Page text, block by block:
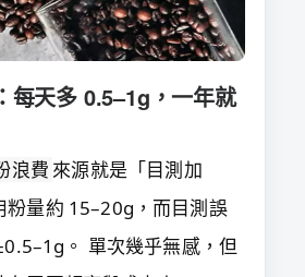
天多 0.5–1g，一年就
浪費 來源就是「目測加
粉量約 15–20g，而目測誤
。 單次幾乎無感，但